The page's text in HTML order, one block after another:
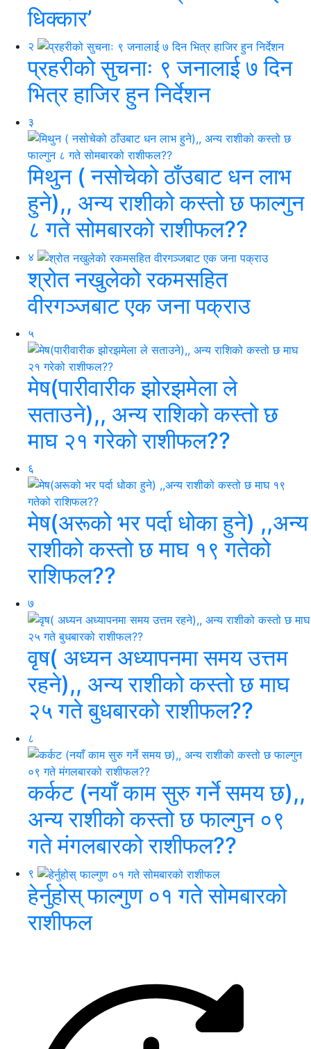
धिक्कार’
२
प्रहरीको सुचनाः ९ जनालाई ७ दिन
भित्र हाजिर हुन निर्देशन
३
मिथुन ( नसोचेको ठाँउबाट धन लाभ
हुने),, अन्य राशीको कस्तो छ फाल्गुन
८ गते सोमबारको राशीफल??
४
श्रोत नखुलेको रकमसहित
वीरगञ्जबाट एक जना पक्राउ
५
मेष(पारीवारीक झोरझमेला ले
सताउने),, अन्य राशिको कस्तो छ
माघ २१ गरेको राशीफल??
६
मेष(अरूको भर पर्दा धोका हुने) ,,अन्य
राशीको कस्तो छ माघ १९ गतेको
राशिफल??
७
वृष( अध्यन अध्यापनमा समय उत्तम
रहने),, अन्य राशीको कस्तो छ माघ
२५ गते बुधबारको राशीफल??
८
कर्कट (नयाँ काम सुरु गर्ने समय छ),,
अन्य राशीको कस्तो छ फाल्गुन ०९
गते मंगलबारको राशीफल??
९
हेर्नुहोस् फाल्गुण ०१ गते सोमबारको
राशीफल